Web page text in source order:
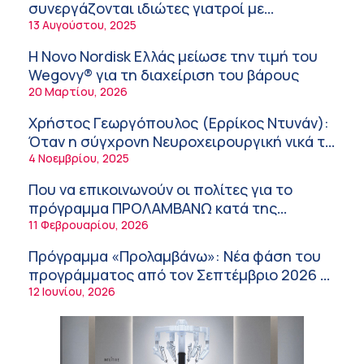
Randy Schekman, Νομπελίστας Ιατρικής:
«Σε πέντε χρόνια μπορεί να έχουμε
θεραπεία που αναστέλλει την εξέλιξη του
Πάρκινσον»
9:24 πμ
Αντώνης Βουκλαρής – «ΕΡΡΙΚΟΣ ΝΤΥΝΑΝ»
9:18 πμ
Πώς να προλάβετε και να αντιμετωπίσετε τη
διάρροια των ταξιδιωτών
8:30 πμ
Ευμενής Καραφυλλίδης (Metropolitan
General): Γιατί η διατροφή πρέπει να
καθοδηγείται από κλινικό διαιτολόγο;
7:37 πμ
Ιωάννης Μπολέτης – ΩΝΑΣΕΙΟ
5:42 πμ
στην υγεία του παιδιού
συνεργάζονται ιδιώτες γιατροί με
νοσοκομεία του δημοσίου συστήματος
13 Αυγούστου, 2025
Η Novo Nordisk Ελλάς μείωσε την τιμή του
Wegovy® για τη διαχείριση του βάρους
20 Μαρτίου, 2026
Χρήστος Γεωργόπουλος (Ερρίκος Ντυνάν):
Όταν η σύγχρονη Νευροχειρουργική νικά το
φόβο!
4 Νοεμβρίου, 2025
Που να επικοινωνούν οι πολίτες για το
πρόγραμμα ΠΡΟΛΑΜΒΑΝΩ κατά της
παχυσαρκίας
11 Φεβρουαρίου, 2026
Πρόγραμμα «Προλαμβάνω»: Νέα φάση του
προγράμματος από τον Σεπτέμβριο 2026 –
Δωρεάν προληπτικές εξετάσεις έως το
2030
12 Ιουνίου, 2026